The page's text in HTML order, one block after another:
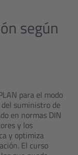
según
para el modo
suministro de
en normas DIN
y los
y optimiza
El curso